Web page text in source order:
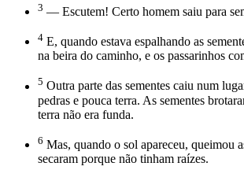
3 — Escutem! Certo homem saiu para
4 E, quando estava espalhando as
na beira do caminho, e os passarinhos
5 Outra parte das sementes caiu num
pedras e pouca terra. As sementes
terra não era funda.
6 Mas, quando o sol apareceu, queimou
secaram porque não tinham raízes.